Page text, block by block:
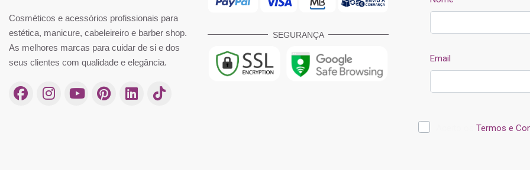
Cosméticos e acessórios profissionais para
estética, manicure, cabeleireiro e barber shop.
As melhores marcas para cuidar de si e dos
seus clientes com qualidade e elegância.
SEGURANÇA